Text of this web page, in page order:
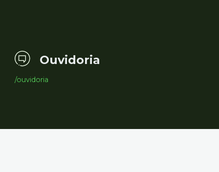
Ouvidoria
/ouvidoria